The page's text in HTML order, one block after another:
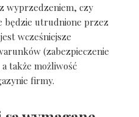
wyprzedzeniem, czy
będzie utrudnione przez
wcześniejsze
(zabezpieczenie
także możliwość
firmy.